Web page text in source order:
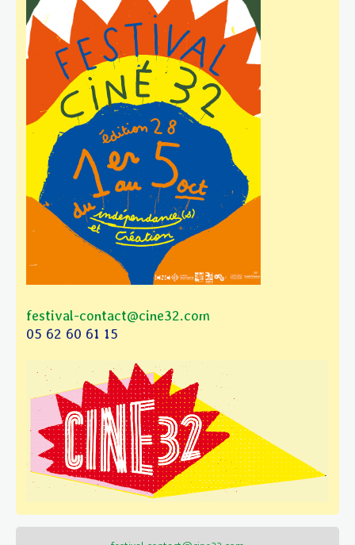
festival-contact@cine32.com
05 62 60 61 15